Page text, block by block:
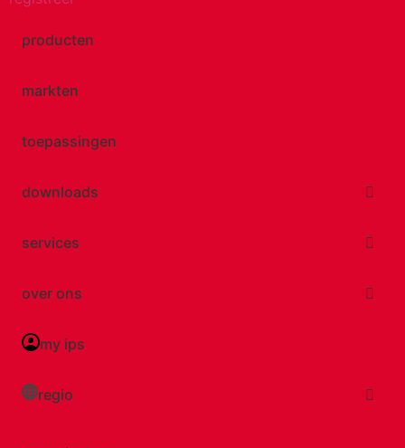
producten
markten
toepassingen
downloads
services
over ons
my ips
regio